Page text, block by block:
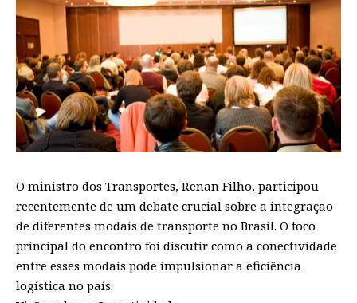
O ministro dos Transportes, Renan Filho, participou
recentemente de um debate crucial sobre a integração
de diferentes modais de transporte no Brasil. O foco
principal do encontro foi discutir como a conectividade
entre esses modais pode impulsionar a eficiência
logística no país.